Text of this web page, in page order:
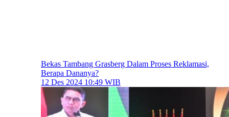
Bekas Tambang Grasberg Dalam Proses Reklamasi,
Berapa Dananya?
12 Des 2024 10:49 WIB